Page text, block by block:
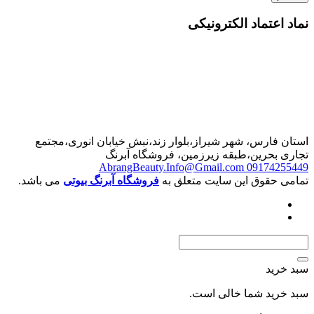
نماد اعتماد الکترونیکی
استان فارس، شهر شیراز،بلوار زند،نبش خیابان انوری،مجتمع
تجاری بحرین،طبقه زیرزمین، فروشگاه آبرنگ
09174255449
AbrangBeauty.Info@Gmail.com
تمامی حقوق این سایت متعلق به فروشگاه آبرنگ بیوتی می باشد.
سبد خرید
سبد خرید شما خالی است.